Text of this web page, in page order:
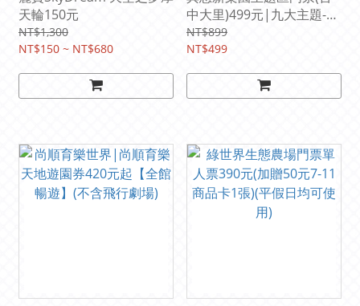
天輪150元
NT$1,300
NT$150 ~ NT$680
中大里)499元|九大主題-任
選三館
NT$899
NT$499